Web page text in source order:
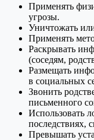
Применять
угрозы.
Уничтожать
Применять
Раскрывать
(соседям,
Размещать
в социальных
Звонить
письменного
Использовать
последствиях,
Превышать